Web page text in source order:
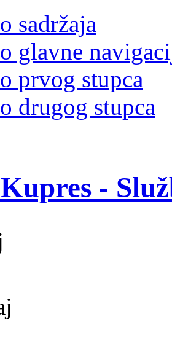
sadržaja
glavne
prvog stupca
drugog stupca
-